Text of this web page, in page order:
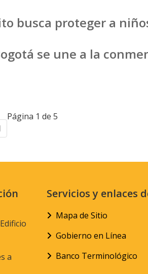
busca proteger a
se une a la
Página 1 de 5
a
Servicios y enlaces
Mapa de Sitio
Gobierno en Línea
Banco Terminológico